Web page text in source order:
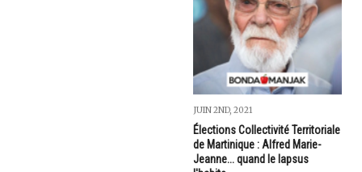
JUIN 2ND, 2021
Élections Collectivité Territoriale
de Martinique : Alfred Marie-
Jeanne... quand le lapsus